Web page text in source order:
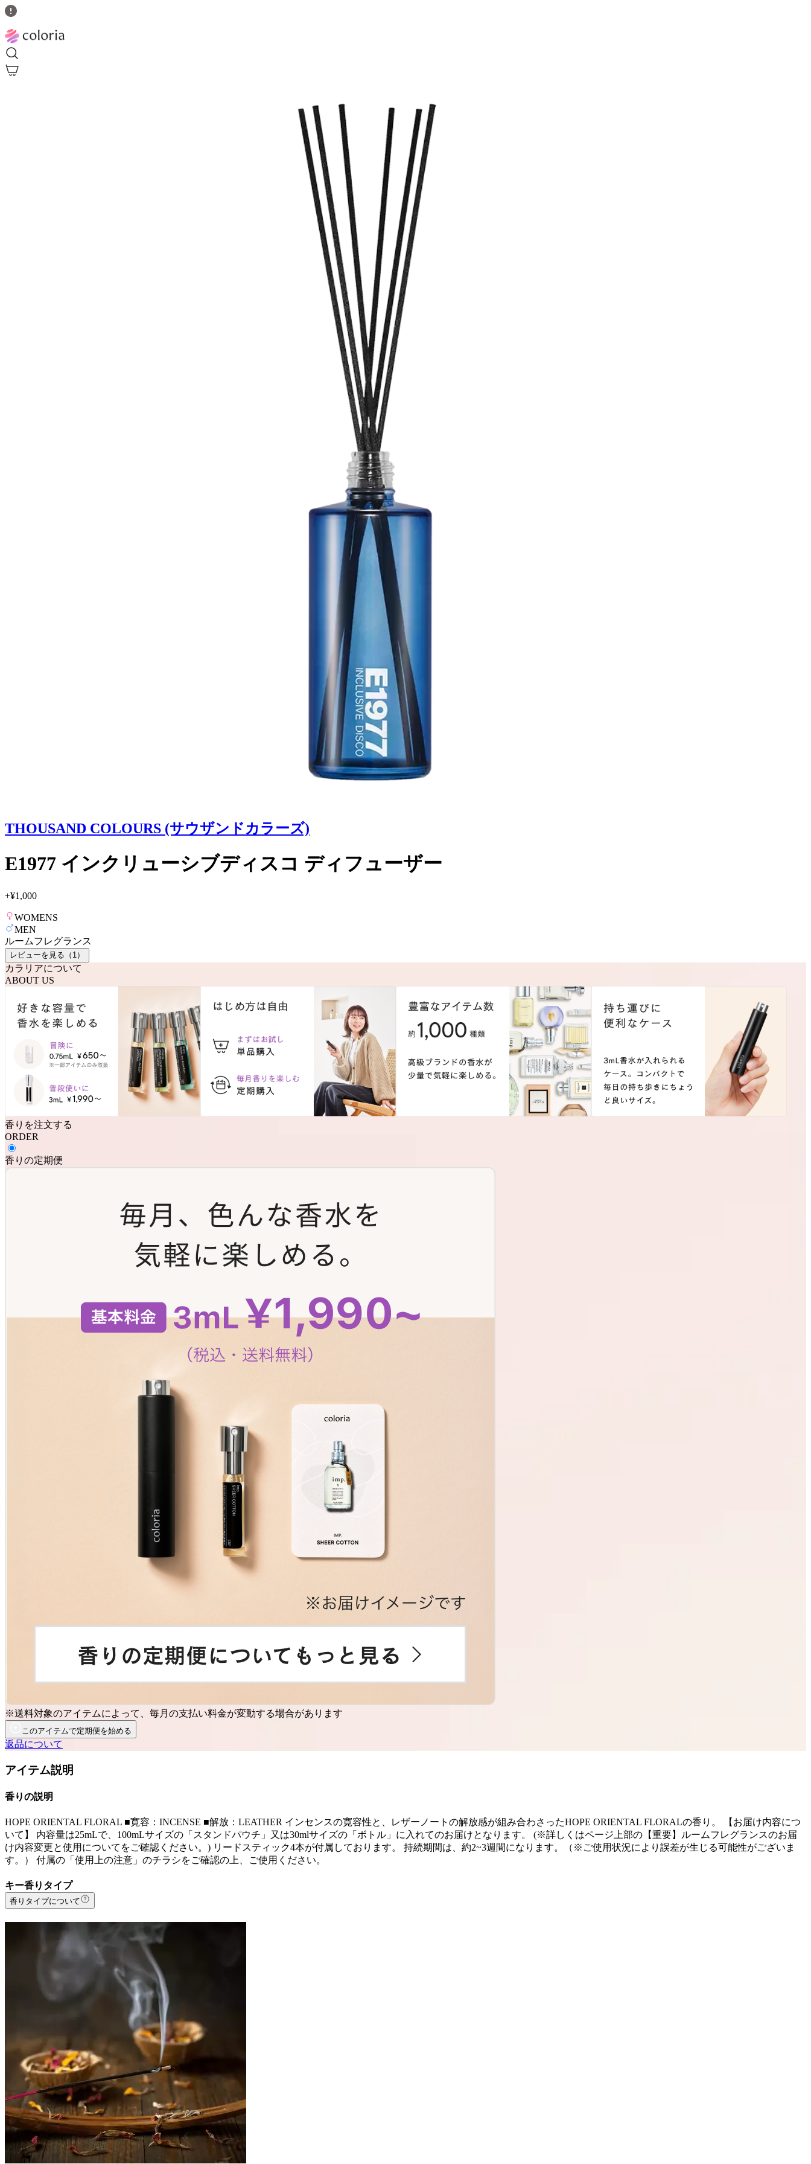
THOUSAND COLOURS (サウザンドカラーズ)
E1977 インクリューシブディスコ ディフューザー
+¥1,000
WOMENS
MEN
ルームフレグランス
レビューを見る（ 1 ）
カラリアについて
ABOUT US
香りを注文する
ORDER
香りの定期便
※送料対象のアイテムによって、毎月の支払い料金が変動する場合があります
このアイテムで定期便を始める
返品について
アイテム説明
香りの説明
HOPE ORIENTAL FLORAL ■寛容：INCENSE ■解放：LEATHER インセンスの寛容性と、レザーノートの解放感が組み合わさったHOPE ORIENTAL FLORALの香り。 【お届け内容につ
いて】 内容量は25mLで、100mLサイズの「スタンドパウチ」又は30mlサイズの「ボトル」に入れてのお届けとなります。 (※詳しくはページ上部の【重要】ルームフレグランスのお届
け内容変更と使用についてをご確認ください。) リードスティック4本が付属しております。 持続期間は、約2~3週間になります。（※ご使用状況により誤差が生じる可能性がございま
す。） 付属の「使用上の注意」のチラシをご確認の上、ご使用ください。
キー香りタイプ
香りタイプについて